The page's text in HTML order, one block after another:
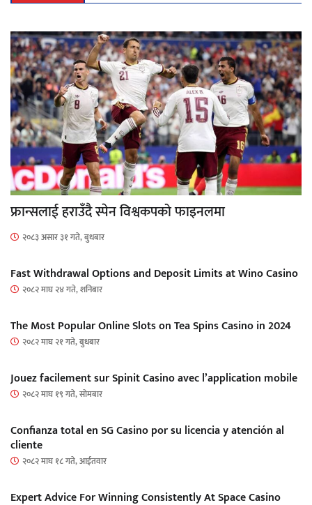
फ्रान्सलाई हराउँदै स्पेन विश्वकपको फाइनलमा
२०८३ असार ३१ गते, बुधबार
Fast Withdrawal Options and Deposit Limits at Wino Casino
२०८२ माघ २४ गते, शनिबार
The Most Popular Online Slots on Tea Spins Casino in 2024
२०८२ माघ २१ गते, बुधबार
Jouez facilement sur Spinit Casino avec l’application mobile
२०८२ माघ १९ गते, सोमबार
Confianza total en SG Casino por su licencia y atención al
cliente
२०८२ माघ १८ गते, आईतवार
Expert Advice For Winning Consistently At Space Casino